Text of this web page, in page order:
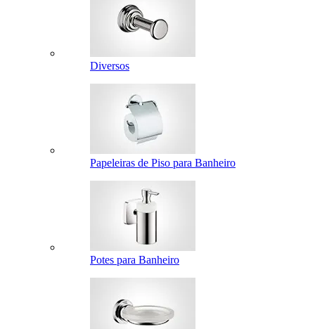
Diversos
Papeleiras de Piso para Banheiro
Potes para Banheiro